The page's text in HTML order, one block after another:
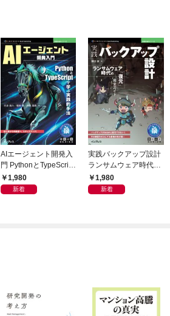
AIエージェント開発入
門 PythonとTypeScript
で学ぶ実践的手法
1,980
新着
実践バックアップ設計
ランサムウェア時代の
「復元」完全ガイド
1,980
新着